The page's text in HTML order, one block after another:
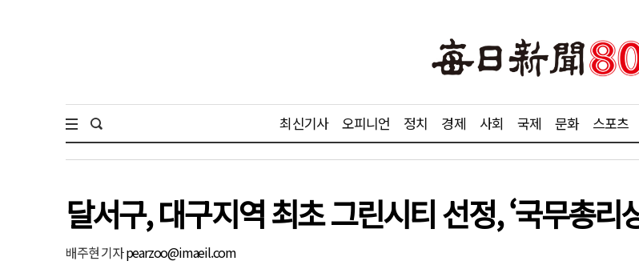
최신기사 오피니언 정치 경제 사회 국제 문화 스포츠
달서구, 대구지역 최초 그린시티 선정, ‘국무총리
배주현 기자pearzoo@imaeil.com